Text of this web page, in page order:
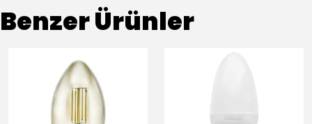
Benzer Ürünler